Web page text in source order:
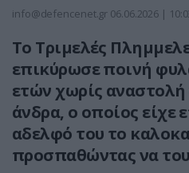
info@defencenet.gr 06.06.2026 |
Το Τριμελές
επικύρωσε ποινή
ετών χωρίς αναστολή
άνδρα, ο οποίος είχε
αδελφό του το
προσπαθώντας να